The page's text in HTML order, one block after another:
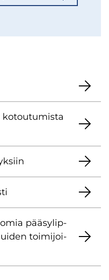
ko­tou­tu­mis­ta
pää­sy­lip­
toi­mi­joi­